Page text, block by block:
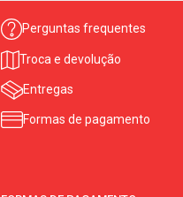
Perguntas frequentes
Troca e devolução
Entregas
Formas de pagamento